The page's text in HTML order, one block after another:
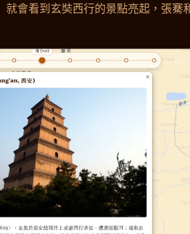
會看到玄奘西行的景點亮起，張騫